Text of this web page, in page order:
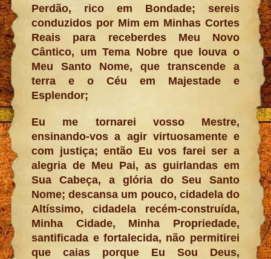
Perdão, rico em Bondade; sereis
conduzidos por Mim em Minhas Cortes
Reais para receberdes Meu Novo
Cântico, um Tema Nobre que louva o
Meu Santo Nome, que transcende a
terra e o Céu em Majestade e
Esplendor;
Eu me tornarei vosso Mestre,
ensinando-vos a agir virtuosamente e
com justiça; então Eu vos farei ser a
alegria de Meu Pai, as guirlandas em
Sua Cabeça, a glória do Seu Santo
Nome; descansa um pouco, cidadela do
Altíssimo, cidadela recém-construída,
Minha Cidade, Minha Propriedade,
santificada e fortalecida, não permitirei
que caias porque Eu Sou Deus,